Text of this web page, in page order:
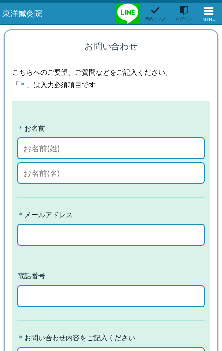
東洋鍼灸院 予約トップ ログイン MENU
お問い合わせ
こちらへのご要望、ご質問などをご記入ください。
「 ＊ 」は入力必須項目です
＊ お名前
＊ メールアドレス
電話番号
＊ お問い合わせ内容をご記入ください